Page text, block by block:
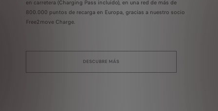
en carretera (Charging Pass incluido), en una red de más de
800.000 puntos de recarga en Europa, gracias a nuestro socio
Free2move Charge.
DESCUBRE MÁS